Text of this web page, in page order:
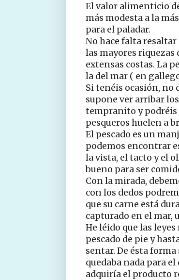
El valor alimenticio
más modesta a la
para el paladar.
No hace falta resaltar
las mayores riquezas
extensas costas. La
la del mar ( en
Si tenéis ocasión, no
supone ver arribar
tempranito y podréis
pesqueros huelen a
El pescado es un
podemos encontrar
la vista, el tacto y el
bueno para ser
Con la mirada,
con los dedos
que su carne está
capturado en el mar,
He léido que las
pescado de pie y
sentar. De ésta
quedaba nada para
adquiría el producto